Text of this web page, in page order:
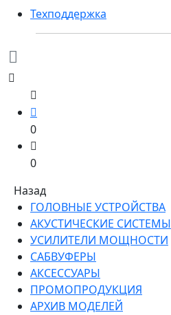
Техподдержка
0
0
Назад
ГОЛОВНЫЕ УСТРОЙСТВА
АКУСТИЧЕСКИЕ СИСТЕМЫ
УСИЛИТЕЛИ МОЩНОСТИ
САБВУФЕРЫ
АКСЕССУАРЫ
ПРОМОПРОДУКЦИЯ
АРХИВ МОДЕЛЕЙ